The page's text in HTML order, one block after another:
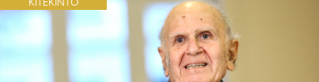
KITEKINTŐ